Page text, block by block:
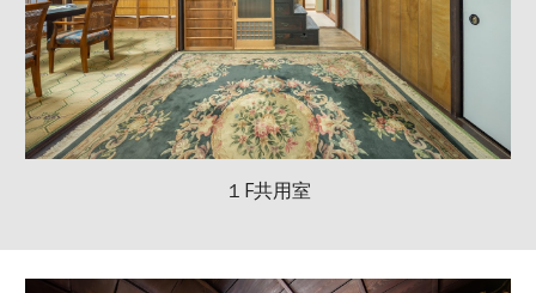
１F共用室